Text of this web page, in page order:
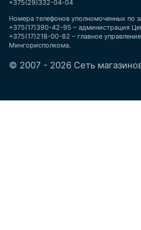
+375(29)332-04-04
Номера телефонов уполномоченных по
+375(17)390-42-95 – администрация
+375(17)218-00-82 – главное
Мингорисполкома.
© 2007 - 2026 Сеть